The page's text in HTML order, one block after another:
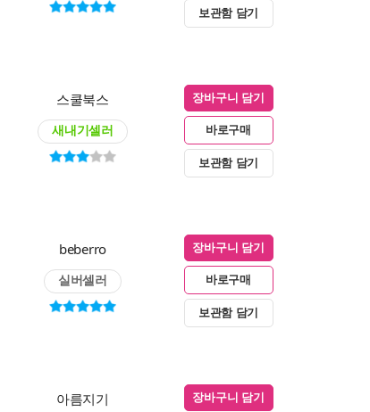
보관함 담기
스쿨북스
새내기셀러
장바구니 담기
바로구매
보관함 담기
beberro
실버셀러
장바구니 담기
바로구매
보관함 담기
아름지기 장바구니 담기